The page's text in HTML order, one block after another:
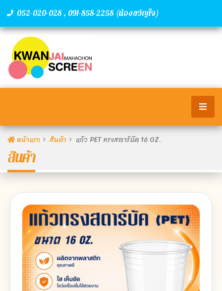
052-020-028 , 091-858-2258 (น้องขวัญใจ)
หน้าแรก สินค้า แก้ว PET ทรงสตาร์บัค 16 OZ.
สินค้า